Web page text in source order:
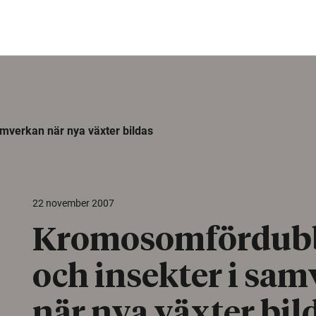
när nya växter bildas
22 november 2007
och insekter i